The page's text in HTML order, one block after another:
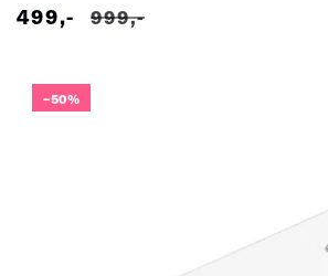
Salgspris
499,-
Vanlig
999,-
–50%